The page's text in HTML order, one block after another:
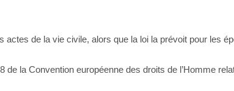
actes de la vie civile, alors que la loi la prévoit pour les
la Convention européenne des droits de l’Homme